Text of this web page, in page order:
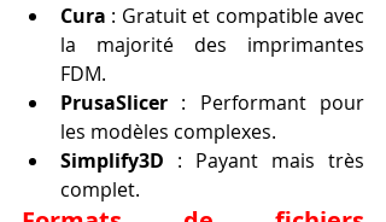
Cura : Gratuit et compatible avec
la majorité des imprimantes
FDM.
PrusaSlicer : Performant pour
les modèles complexes.
Simplify3D : Payant mais très
complet.